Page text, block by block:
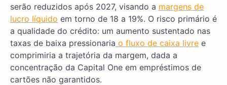
serão reduzidos após 2027, visando a margens de
lucro líquido em torno de 18 a 19%. O risco primário é
a qualidade do crédito: um aumento sustentado nas
taxas de baixa pressionaria o fluxo de caixa livre e
comprimiria a trajetória da margem, dada a
concentração da Capital One em empréstimos de
cartões não garantidos.